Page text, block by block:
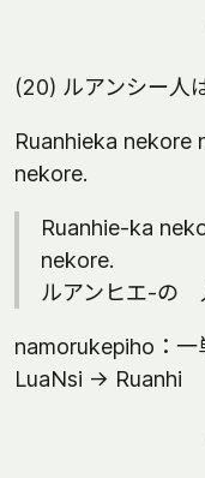
(20) ルアンシー人
Ruanhieka nekore
nekore.
Ruanhie-ka
nekore.
ルアンヒエ-
namorukepiho：一
LuaNsi -> Ruanhi